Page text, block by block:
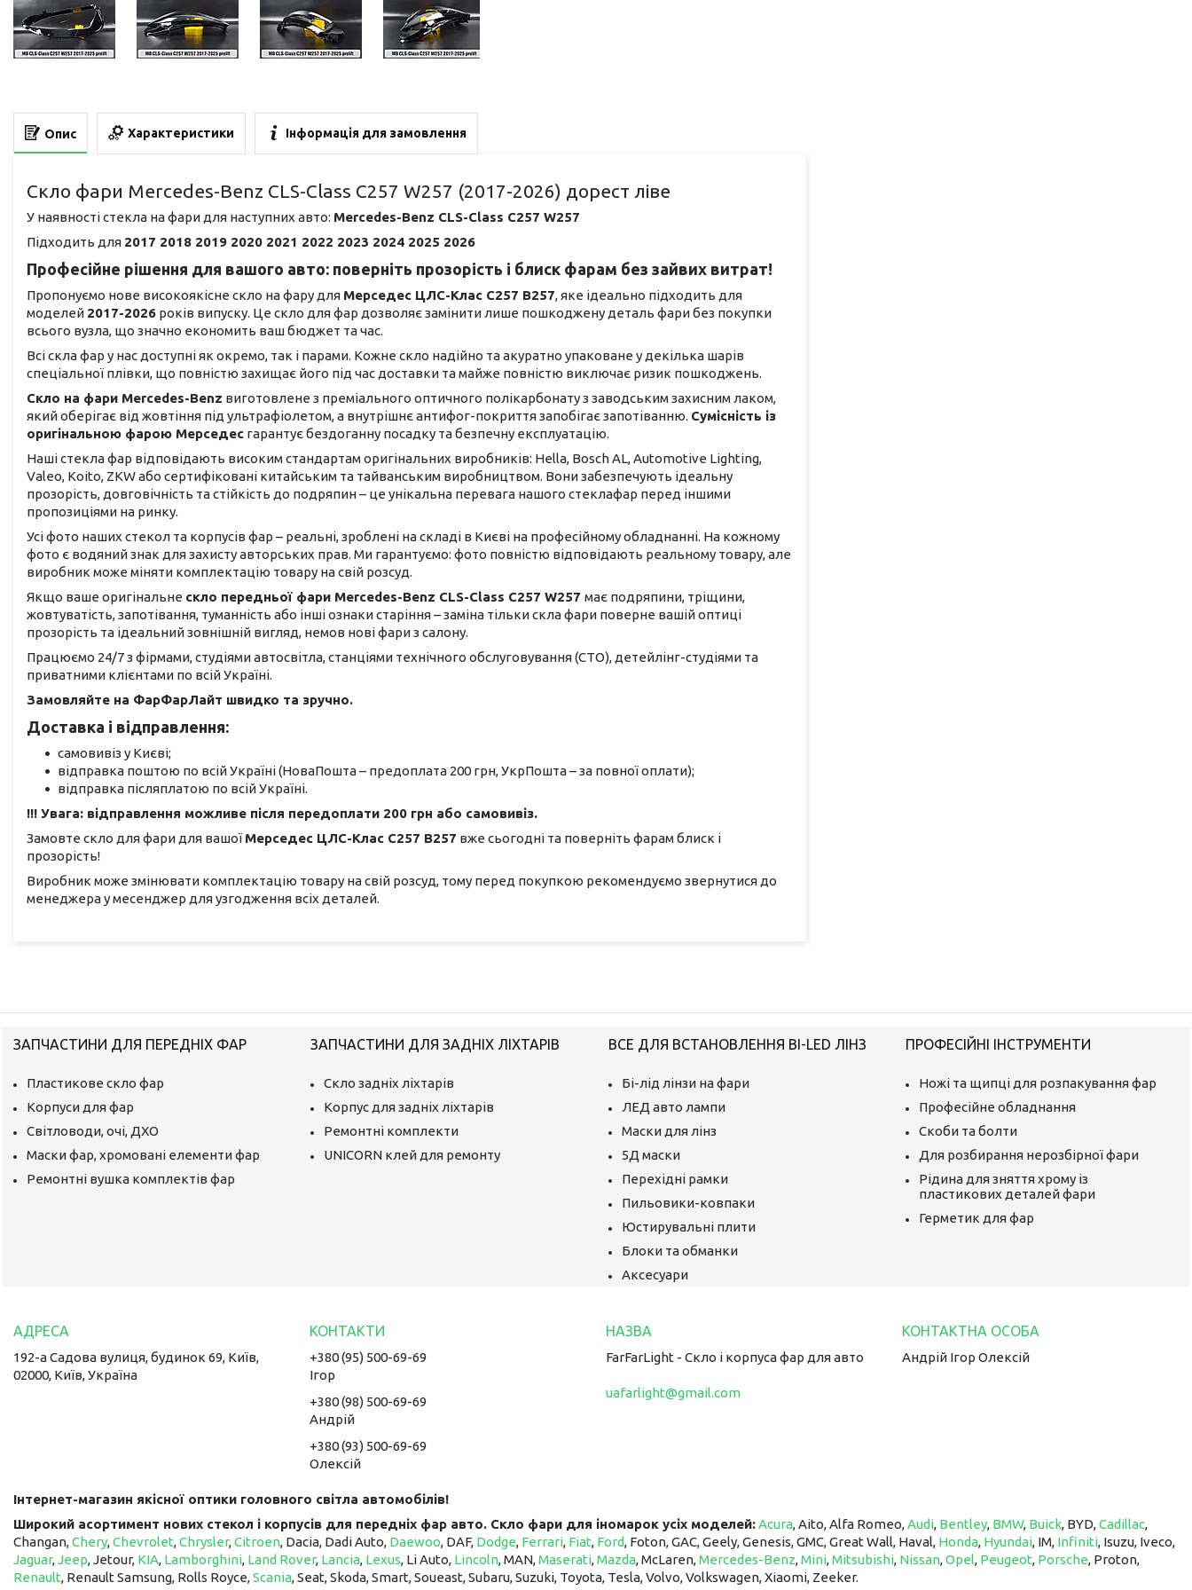
Опис Характеристики Інформація для замовлення
Скло фари Mercedes-Benz CLS-Class C257 W257 (2017-2026) дорест ліве
У наявності стекла на фари для наступних авто: Mercedes-Benz CLS-Class C257 W257
Підходить для 2017 2018 2019 2020 2021 2022 2023 2024 2025 2026
Професійне рішення для вашого авто: поверніть прозорість і блиск фарам без зайвих витрат!
Пропонуємо нове високоякісне скло на фару для Мерседес ЦЛС-Клас С257 В257, яке ідеально підходить для
моделей 2017-2026 років випуску. Це скло для фар дозволяє замінити лише пошкоджену деталь фари без покупки
всього вузла, що значно економить ваш бюджет та час.
Всі скла фар у нас доступні як окремо, так і парами. Кожне скло надійно та акуратно упаковане у декілька шарів
спеціальної плівки, що повністю захищає його під час доставки та майже повністю виключає ризик пошкоджень.
Скло на фари Mercedes-Benz виготовлене з преміального оптичного полікарбонату з заводським захисним лаком,
який оберігає від жовтіння під ультрафіолетом, а внутрішнє антифог-покриття запобігає запотіванню. Сумісність із
оригінальною фарою Мерседес гарантує бездоганну посадку та безпечну експлуатацію.
Наші стекла фар відповідають високим стандартам оригінальних виробників: Hella, Bosch AL, Automotive Lighting,
Valeo, Koito, ZKW або сертифіковані китайським та тайванським виробництвом. Вони забезпечують ідеальну
прозорість, довговічність та стійкість до подряпин – це унікальна перевага нашого стеклафар перед іншими
пропозиціями на ринку.
Усі фото наших стекол та корпусів фар – реальні, зроблені на складі в Києві на професійному обладнанні. На кожному
фото є водяний знак для захисту авторських прав. Ми гарантуємо: фото повністю відповідають реальному товару, але
виробник може міняти комплектацію товару на свій розсуд.
Якщо ваше оригінальне скло передньої фари Mercedes-Benz CLS-Class C257 W257 має подряпини, тріщини,
жовтуватість, запотівання, туманність або інші ознаки старіння – заміна тільки скла фари поверне вашій оптиці
прозорість та ідеальний зовнішній вигляд, немов нові фари з салону.
Працюємо 24/7 з фірмами, студіями автосвітла, станціями технічного обслуговування (СТО), детейлінг-студіями та
приватними клієнтами по всій Україні.
Замовляйте на ФарФарЛайт швидко та зручно.
Доставка і відправлення:
самовивіз у Києві;
відправка поштою по всій Україні (НоваПошта – предоплата 200 грн, УкрПошта – за повної оплати);
відправка післяплатою по всій Україні.
!!! Увага: відправлення можливе після передоплати 200 грн або самовивіз.
Замовте скло для фари для вашої Мерседес ЦЛС-Клас С257 В257 вже сьогодні та поверніть фарам блиск і
прозорість!
Виробник може змінювати комплектацію товару на свій розсуд, тому перед покупкою рекомендуємо звернутися до
менеджера у месенджер для узгодження всіх деталей.
ЗАПЧАСТИНИ ДЛЯ ПЕРЕДНІХ ФАР
Пластикове скло фар
Корпуси для фар
Світловоди, очі, ДХО
Маски фар, хромовані елементи фар
Ремонтні вушка комплектів фар
ЗАПЧАСТИНИ ДЛЯ ЗАДНІХ ЛІХТАРІВ
Скло задніх ліхтарів
Корпус для задніх ліхтарів
Ремонтні комплекти
UNICORN клей для ремонту
ВСЕ ДЛЯ ВСТАНОВЛЕННЯ BI-LED ЛІНЗ
Бі-лід лінзи на фари
ЛЕД авто лампи
Маски для лінз
5Д маски
Перехідні рамки
Пильовики-ковпаки
Юстирувальні плити
Блоки та обманки
Аксесуари
ПРОФЕСІЙНІ ІНСТРУМЕНТИ
Ножі та щипці для розпакування фар
Професійне обладнання
Скоби та болти
Для розбирання нерозбірної фари
Рідина для зняття хрому із
пластикових деталей фари
Герметик для фар
192-а Садова вулиця, будинок 69, Київ,
02000, Київ, Україна
+380 (95) 500-69-69
Ігор
+380 (98) 500-69-69
Андрій
+380 (93) 500-69-69
Олексій
FarFarLight - Cкло і корпуса фар для авто
uafarlight@gmail.com
Андрій Ігор Олексій
Інтернет-магазин якісної оптики головного світла автомобілів!
Широкий асортимент нових стекол і корпусів для передніх фар авто. Скло фари для іномарок усіх моделей:Acura, Aito, Alfa Romeo,Audi, Bentley, BMW, Buick, BYD,Cadillac,
Changan,Chery,Chevrolet,Chrysler,Citroen, Dacia, Dadi Auto, Daewoo, DAF, Dodge, Ferrari, Fiat, Ford, Foton, GAC, Geely, Genesis, GMC, Great Wall, Haval, Honda, Hyundai, IM, ​​​​​​​ Infiniti, Isuzu, Iveco,
Jaguar,Jeep, Jetour, ​​​​​​​ KIA, Lamborghini, Land Rover, Lancia, Lexus, Li Auto, ​​​​​​​ Lincoln, MAN,Maserati,Mazda, McLaren, ​​​​​​​Mercedes-Benz,Mini,Mitsubishi, Nissan,Opel, Peugeot, Porsche, Proton, ​​​​​​​
Renault, Renault Samsung, Rolls Royce,Scania, Seat, Skoda, Smart, Soueast, Subaru, Suzuki, Toyota, Tesla, Volvo, Volkswagen, Xiaomi, Zeeker.